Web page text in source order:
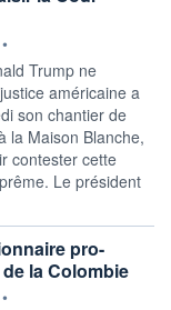
•
Trump ne
américaine a
son chantier de
la Maison Blanche,
contester cette
Le président
pro-
la Colombie
•